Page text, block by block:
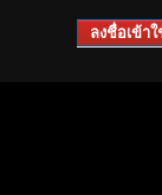
ลงชื่อเข้าใ